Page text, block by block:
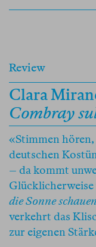
Review
Clara
Combray
«Stimmen
deutschen
– da kommt
die Sonne schauen
verkehrt das
zur eigenen